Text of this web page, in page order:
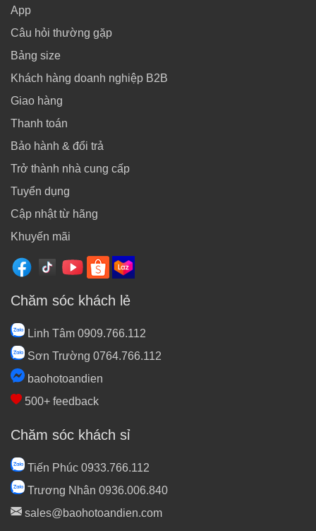
App
Câu hỏi thường gặp
Bảng size
Khách hàng doanh nghiệp B2B
Giao hàng
Thanh toán
Bảo hành & đổi trả
Trở thành nhà cung cấp
Tuyển dụng
Cập nhật từ hãng
Khuyến mãi
Chăm sóc khách lẻ
Linh Tâm 0909.766.112
Sơn Trường 0764.766.112
baohotoandien
500+ feedback
Chăm sóc khách sỉ
Tiến Phúc 0933.766.112
Trương Nhân 0936.006.840
sales@baohotoandien.com